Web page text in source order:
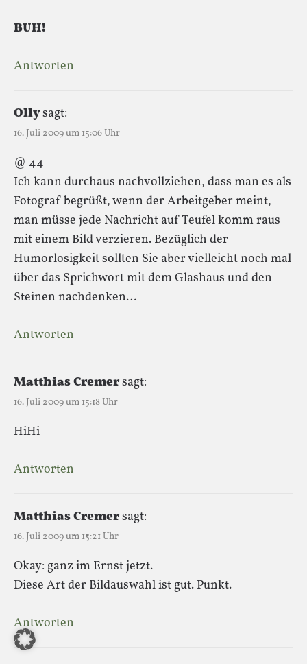
BUH!
Antworten
Ollysagt:
16. Juli 2009 um 15:06 Uhr
@ 44
Ich kann durchaus nachvollziehen, dass man es als
Fotograf begrüßt, wenn der Arbeitgeber meint,
man müsse jede Nachricht auf Teufel komm raus
mit einem Bild verzieren. Bezüglich der
Humorlosigkeit sollten Sie aber vielleicht noch mal
über das Sprichwort mit dem Glashaus und den
Steinen nachdenken…
Antworten
Matthias Cremersagt:
16. Juli 2009 um 15:18 Uhr
HiHi
Antworten
Matthias Cremersagt:
16. Juli 2009 um 15:21 Uhr
Okay: ganz im Ernst jetzt.
Diese Art der Bildauswahl ist gut. Punkt.
Antworten